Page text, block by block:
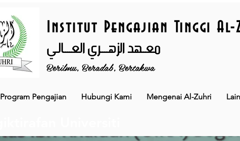
Institut Pengajian Tinggi Al-
معــهد الزهــــري العــــالـي
Berilmu, Beradab, Bertakwa
Program Pengajian Hubungi Kami Mengenai Al-Zuhri